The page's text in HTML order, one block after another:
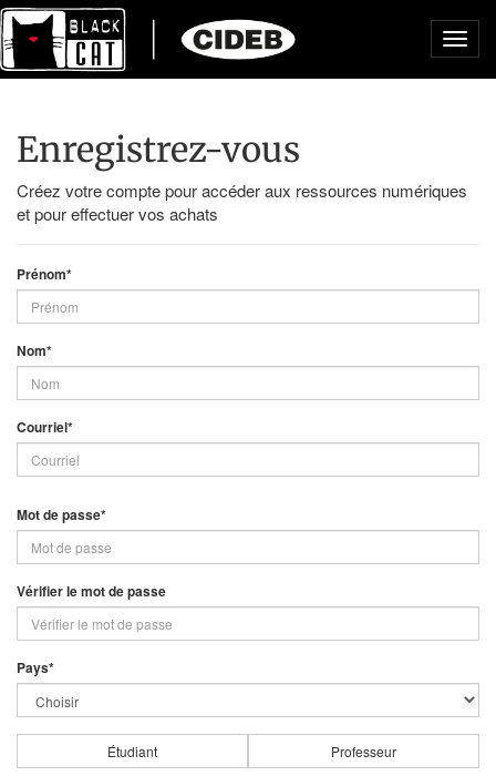
Enregistrez-vous
Créez votre compte pour accéder aux ressources numériques
et pour effectuer vos achats
Prénom*
Nom*
Courriel*
Mot de passe*
Vérifier le mot de passe
Pays*
Étudiant Professeur